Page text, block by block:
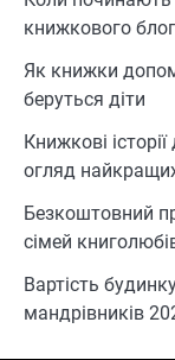
книжкового
Як книжки
беруться діти
Книжкові
огляд
Безкоштовний
сімей
Вартість
мандрівників